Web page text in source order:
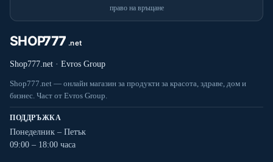
право на връщане
Shop777.net · Evros Group
Shop777.net — онлайн магазин за продукти за красота, здраве, дом и
бизнес. Част от Evros Group.
ПОДДРЪЖКА
Понеделник – Петък
09:00 – 18:00 часа